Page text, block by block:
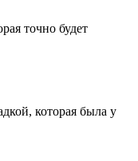
точно будет
которая была у